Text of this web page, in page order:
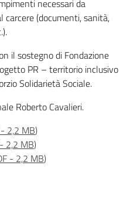
necessari da
(documenti, sanità,
il sostegno di Fondazione
PR – territorio inclusivo
Solidarietà Sociale.
Roberto Cavalieri.
- 2,2 MB)
- 2,2 MB)
- 2,2 MB)